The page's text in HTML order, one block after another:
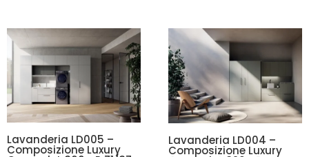
Lavanderia LD005 –
Composizione Luxury
Lavanderia LD004 –
Composizione Luxury